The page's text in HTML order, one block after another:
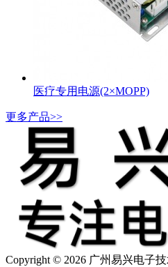
医疗专用电源(2×MOPP)
更多产品>>
Copyright © 2026 广州易兴电子